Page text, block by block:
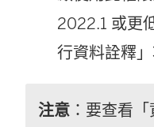
2022.1 或更
行資料詮釋
注意 ：要查看